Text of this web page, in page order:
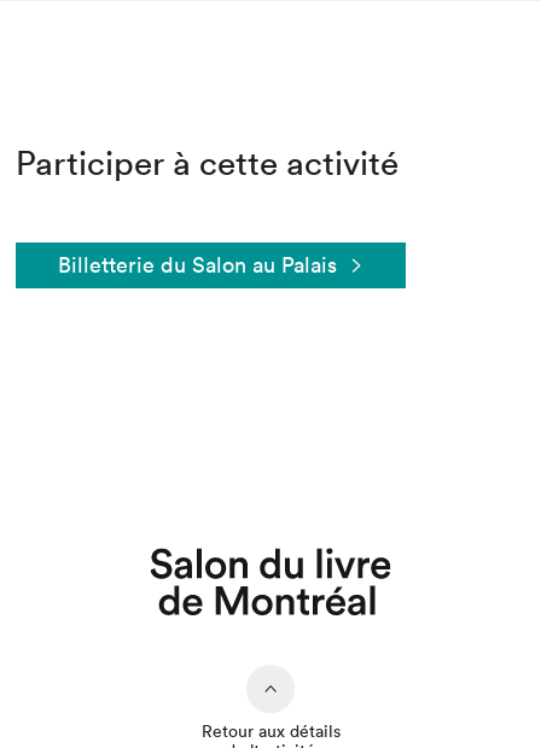
Participer à cette activité
Billetterie du Salon au Palais
Retour aux détails